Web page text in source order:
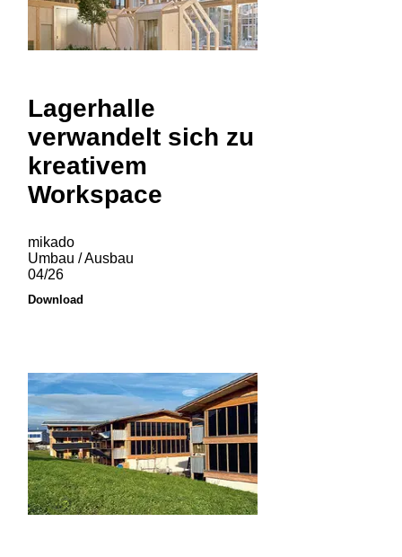
Lagerhalle
verwandelt sich zu
kreativem
Workspace
mikado
Umbau / Ausbau
04/26
Download